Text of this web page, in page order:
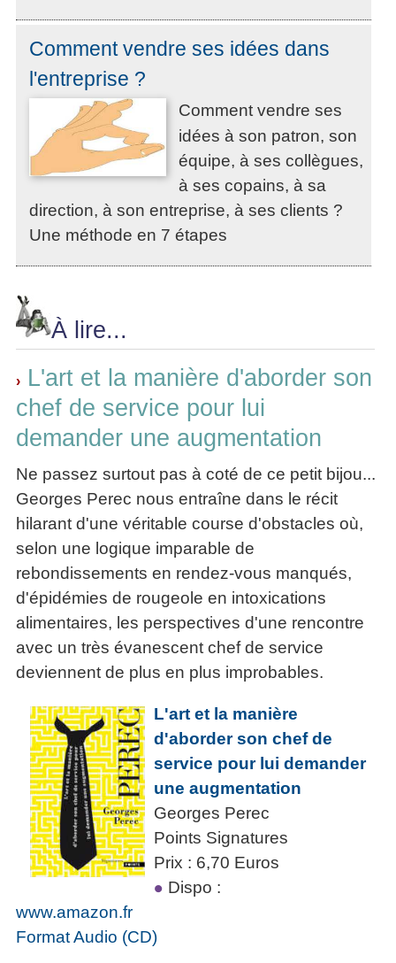
Comment vendre ses idées dans
l'entreprise ?
Comment vendre ses
idées à son patron, son
équipe, à ses collègues,
à ses copains, à sa
direction, à son entreprise, à ses clients ?
Une méthode en 7 étapes
À lire...
› L'art et la manière d'aborder son
chef de service pour lui
demander une augmentation
Ne passez surtout pas à coté de ce petit bijou...
Georges Perec nous entraîne dans le récit
hilarant d'une véritable course d'obstacles où,
selon une logique imparable de
rebondissements en rendez-vous manqués,
d'épidémies de rougeole en intoxications
alimentaires, les perspectives d'une rencontre
avec un très évanescent chef de service
deviennent de plus en plus improbables.
L'art et la manière
d'aborder son chef de
service pour lui demander
une augmentation
Georges Perec
Points Signatures
Prix : 6,70 Euros
Dispo :
www.amazon.fr
Format Audio (CD)